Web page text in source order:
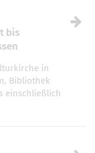
bis
in
Bibliothek
einschließlich